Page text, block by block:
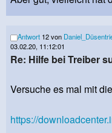
Antwort 12 von
03.02.20, 11:12:01
Re: Hilfe bei Treiber
Versuche es mal mit
https://